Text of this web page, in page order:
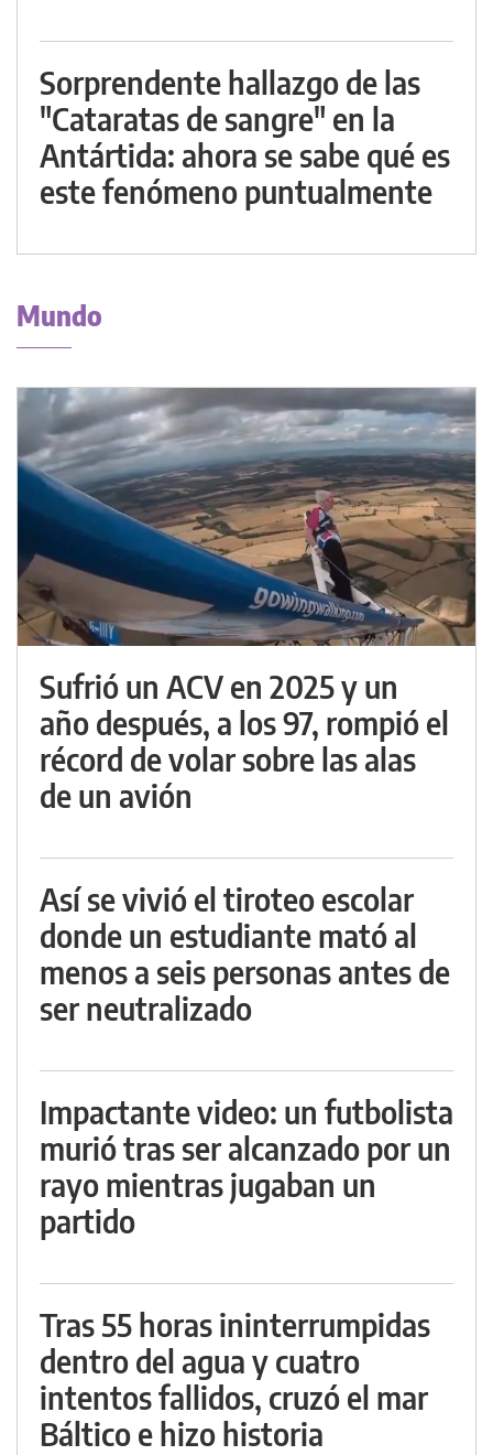
Sorprendente hallazgo de las
"Cataratas de sangre" en la
Antártida: ahora se sabe qué es
este fenómeno puntualmente
Mundo
Sufrió un ACV en 2025 y un
año después, a los 97, rompió el
récord de volar sobre las alas
de un avión
Así se vivió el tiroteo escolar
donde un estudiante mató al
menos a seis personas antes de
ser neutralizado
Impactante video: un futbolista
murió tras ser alcanzado por un
rayo mientras jugaban un
partido
Tras 55 horas ininterrumpidas
dentro del agua y cuatro
intentos fallidos, cruzó el mar
Báltico e hizo historia